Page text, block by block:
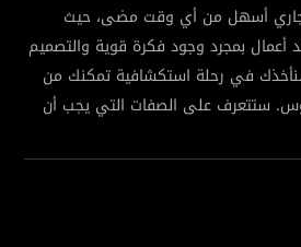
أسهل من أي وقت مضى، حيث
بمجرد وجود فكرة قوية والتصميم
في رحلة استكشافية تمكنك من
ستتعرف على الصفات التي يجب أن
لك تصورًا شاملاً لأنواع المشاريع
المنزل. ستتعلم كيفية اتخاذ قرارات
مشروع مناسبة بناءً على شغفك وتحليل